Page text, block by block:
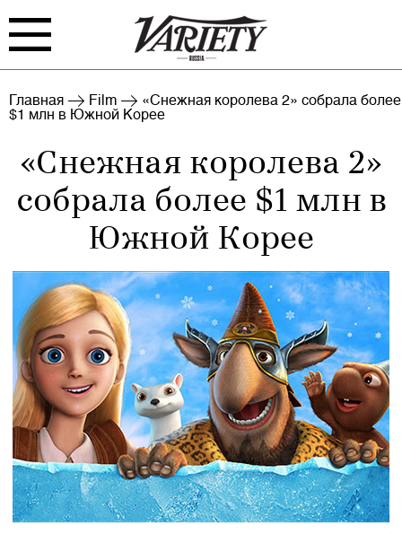
FILM TV
RANKING INDUSTRY
EVENTS ARCHIVE
BLOG
Войти
Главная Film
«Снежная королева 2» собрала более
$1 млн в Южной Корее
«Снежная королева 2»
собрала более $1 млн в
Южной Корее